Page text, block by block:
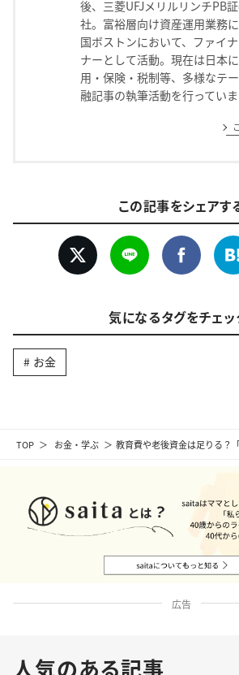
TOP お金・学ぶ 教育費や老後資金は足りる？
後、三菱UFJメリルリンチPB
社。富裕層向け資産運用業務
国ボストンにおいて、ファイ
ナーとして活動。現在は日本
用・保険・税制等、多様なテ
融記事の執筆活動を行っていま
この記事をシェアす
気になるタグをチェッ
お金
広告
人気のある記事